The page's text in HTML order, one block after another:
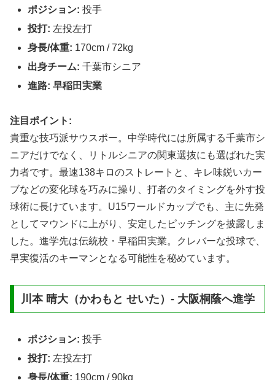
ポジション: 投手
投打: 左投左打
身長/体重: 170cm / 72kg
出身チーム: 千葉市シニア
進路: 早稲田実業
注目ポイント:
貴重な技巧派サウスポー。中学時代には所属する千葉市シ
ニアだけでなく、リトルシニアの関東選抜にも選ばれた実
力者です。最速138キロのストレートと、キレ味鋭いカー
ブなどの変化球を巧みに操り、打者のタイミングを外す投
球術に長けています。U15ワールドカップでも、主に先発
としてマウンドに上がり、安定したピッチングを披露しま
した。進学先は伝統校・早稲田実業。クレバーな投球で、
早実復活のキーマンとなる可能性を秘めています。
川本 晴大（かわもと せいた）- 大阪桐蔭へ進学
ポジション: 投手
投打: 左投左打
身長/体重: 190cm / 90kg